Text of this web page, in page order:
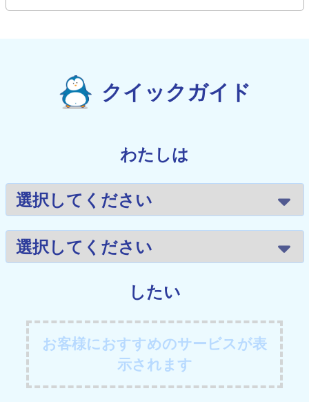
クイックガイド
わたしは
したい
お客様におすすめのサービスが表
示されます